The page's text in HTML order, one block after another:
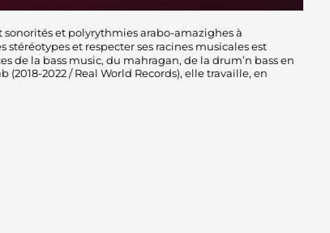
et polyrythmies arabo-amazighes à
et respecter ses racines musicales est
de la bass music, du mahragan, de la drum’n bass en
2022 / Real World Records), elle travaille, en